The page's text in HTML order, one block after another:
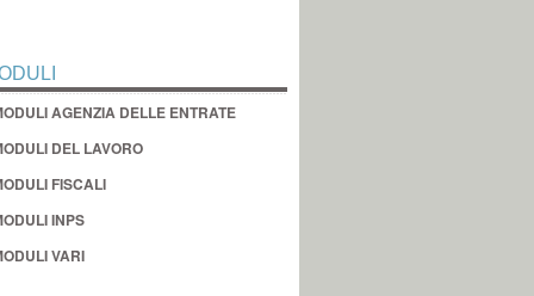
AGENZIA DELLE ENTRATE
DEL LAVORO
FISCALI
INPS
VARI